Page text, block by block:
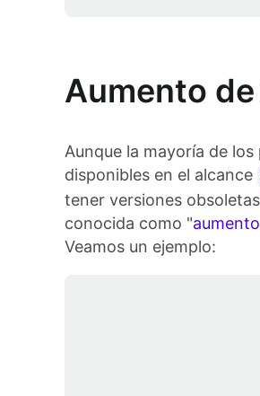
Aumento
Aunque la mayoría de
disponibles en el alcance
tener versiones
conocida como "
Veamos un ejemplo: